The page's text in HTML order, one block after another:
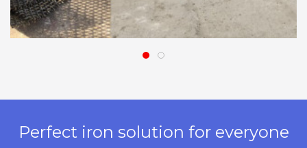
Perfect iron solution for everyone